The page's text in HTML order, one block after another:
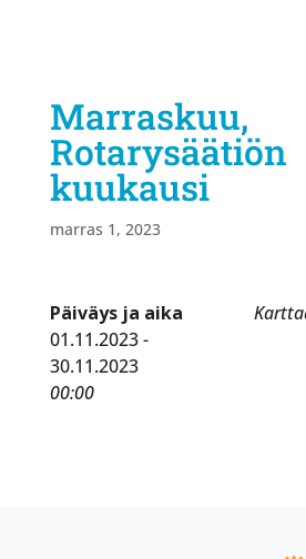
Marraskuu,
Rotarysäätiön
kuukausi
marras 1, 2023
Päiväys ja aika
01.11.2023 -
30.11.2023
00:00